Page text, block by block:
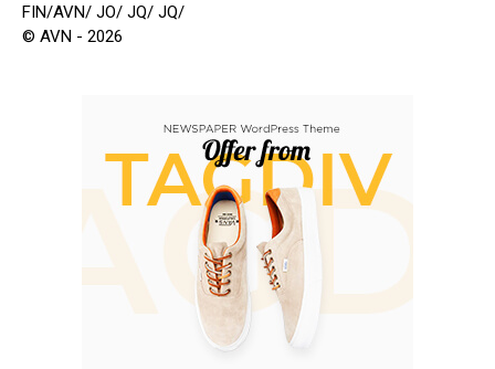
FIN/AVN/ JO/ JQ/ JQ/
© AVN - 2026